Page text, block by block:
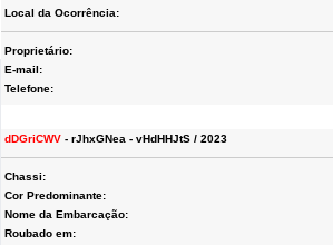
Local da Ocorrência:
Proprietário:
E-mail:
Telefone:
dDGriCWV - rJhxGNea - vHdHHJtS / 2023
Chassi:
Cor Predominante:
Nome da Embarcação:
Roubado em: